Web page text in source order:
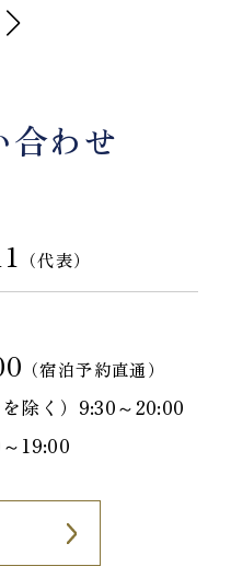
合わせ
（代表）
（宿泊予約直通）
除く）9:30～20:00